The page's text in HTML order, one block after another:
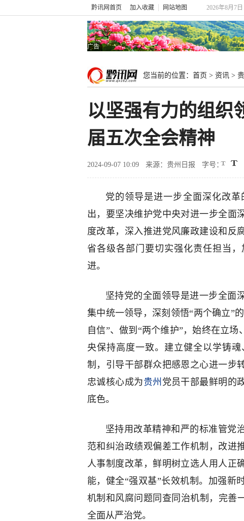
黔讯网首页 加入收藏 网站地图 2026年8月7
广告
您当前的位置： 首页 > 资讯 >
以坚强有力的组织
届五次全会精神
2024-09-07 10:09 来源：贵州日报 字号：
党的领导是进一步全面深化改
出，要坚决维护党中央对进一步全面
度改革，深入推进党风廉政建设和反
省各级各部门要切实强化责任担当
进。
坚持党的全面领导是进一步全面
集中统一领导，深刻领悟“两个确立”
自信”、做到“两个维护”，始终在立
央保持高度一致。建立健全以学铸
制，引导干部群众把感恩之心进一步
忠诚核心成为贵州 党员干部最鲜明的
底色。
坚持用改革精神和严的标准管党
范和纠治政绩观偏差工作机制，改进
人事制度改革，鲜明树立选人用人正
能，健全“强双基”长效机制。加强新
机制和风腐问题同查同治机制，完善
全面从严治党。